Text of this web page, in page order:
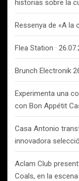
historias sobre la
Ressenya de «A la
Flea Station ·
Brunch Electronik
Experimenta una
con Bon Appétit
Casa Antonio
innovadora
Aclam Club
Coals, en la